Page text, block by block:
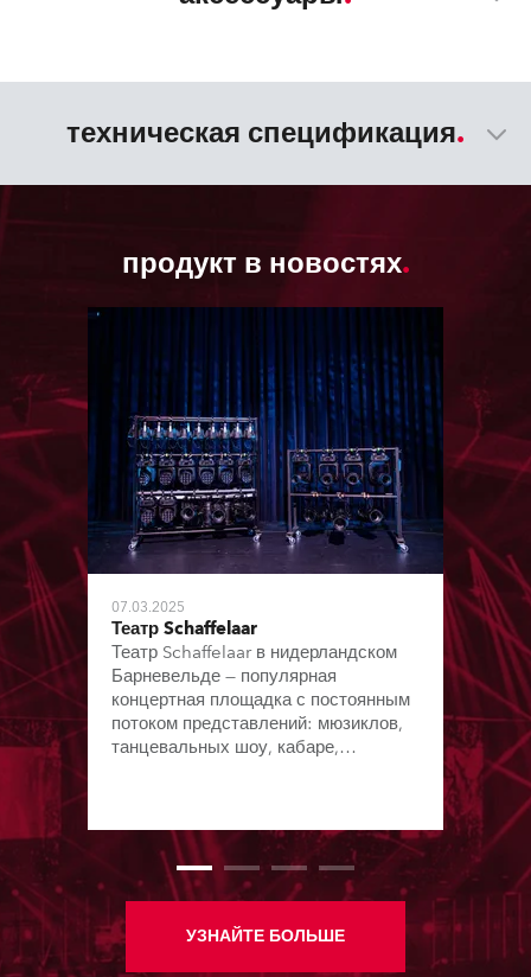
техническая спецификация
продукт в новостях
07.03.2025
Театр Schaffelaar
Театр Schaffelaar в нидерландском
Барневельде — популярная
концертная площадка с постоянным
потоком представлений: мюзиклов,
танцевальных шоу, кабаре,
сообществу насыщенную
культурную программу. Здесь
базируется городской
симфонический оркестр и проходят
деловые мероприятия.
УЗНАЙТЕ БОЛЬШЕ